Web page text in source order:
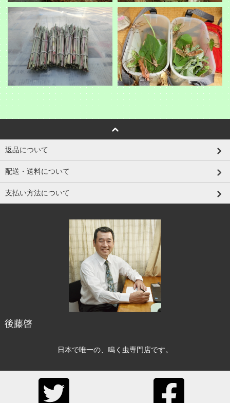
返品について
配送・送料について
支払い方法について
後藤啓
日本で唯一の、鳴く虫専門店です。